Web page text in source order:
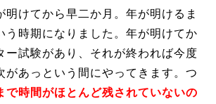
けてから早二か月。年が明けるま
う時期になりました。年が明けてか
ー試験があり、それが終われば今度
があっという間にやってきます。つ
で時間がほとんど残されていないの